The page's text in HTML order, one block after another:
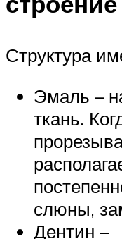
Структура
Эмаль –
ткань.
слюны,
Дентин –